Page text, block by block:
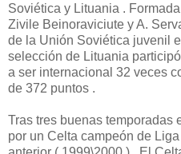
Soviética y Lituania .
Zivile Beinoraviciute y A.
de la Unión Soviética juvenil
selección de Lituania
a ser internacional 32 veces
de 372 puntos .
Tras tres buenas temporadas
por un Celta campeón de